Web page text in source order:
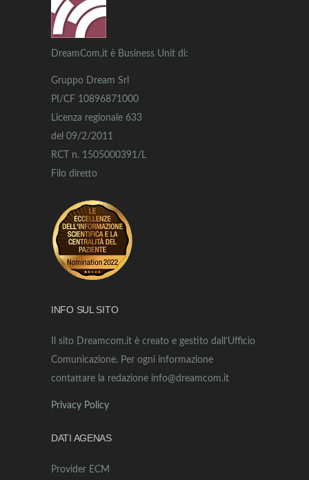
DreamCom,it è Business Unit di:
Gruppo Dream Srl
PI/CF 10896871000
Licenza regionale 633
del 09/2/2011
RCT n. 1505000391/L
Filo diretto
INFO SUL SITO
Il sito Dreamcom.it è creato e gestito dall’Ufficio
Comunicazione. Per ogni informazione
contattare la redazione info@dreamcom.it
Privacy Policy
DATI AGENAS
Provider ECM